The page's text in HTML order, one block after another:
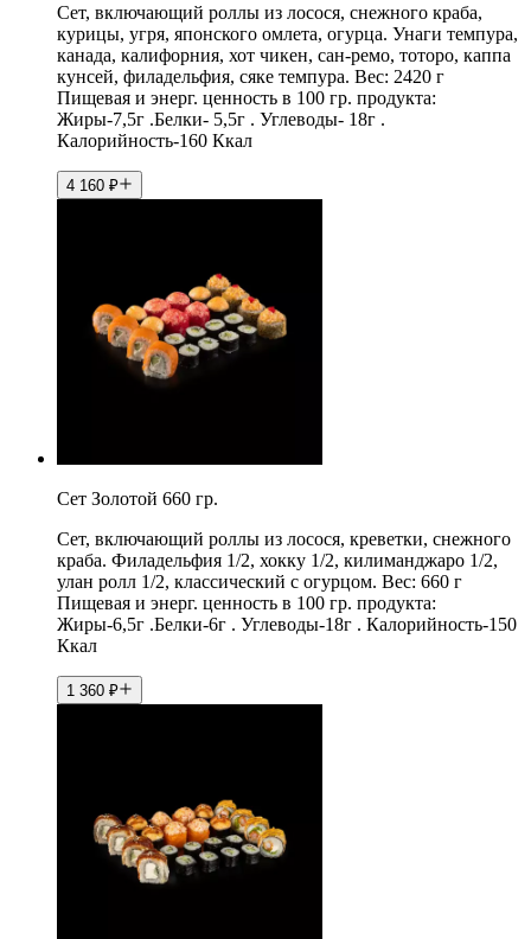
Сет, включающий роллы из лосося, снежного краба,
курицы, угря, японского омлета, огурца. Унаги темпура,
канада, калифорния, хот чикен, сан-ремо, тоторо, каппа
кунсей, филадельфия, сяке темпура. Вес: 2420 г
Пищевая и энерг. ценность в 100 гр. продукта:
Жиры-7,5г .Белки- 5,5г . Углеводы- 18г .
Калорийность-160 Ккал
4 160 ₽
Сет Золотой 660 гр.
Сет, включающий роллы из лосося, креветки, снежного
краба. Филадельфия 1/2, хокку 1/2, килиманджаро 1/2,
улан ролл 1/2, классический с огурцом. Вес: 660 г
Пищевая и энерг. ценность в 100 гр. продукта:
Жиры-6,5г .Белки-6г . Углеводы-18г . Калорийность-150
Ккал
1 360 ₽